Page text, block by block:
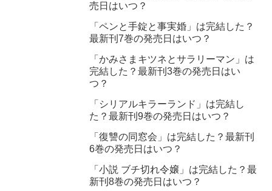
売日はいつ？
「ペンと手錠と事実婚」は完結した？
最新刊7巻の発売日はいつ？
「かみさまキツネとサラリーマン」は
完結した？最新刊3巻の発売日はい
つ？
「シリアルキラーランド」は完結し
た？最新刊9巻の発売日はいつ？
「復讐の同窓会」は完結した？最新刊
6巻の発売日はいつ？
「小説 ブチ切れ令嬢」は完結した？最
新刊8巻の発売日はいつ？